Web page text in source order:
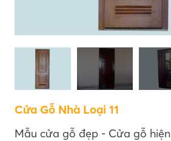
Cửa Gỗ Nhà Loại 11
Mẫu cửa gỗ đẹp - Cửa gỗ